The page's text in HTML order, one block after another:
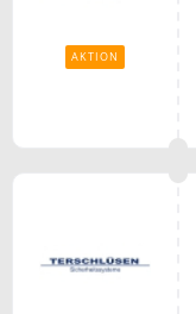
AKTION